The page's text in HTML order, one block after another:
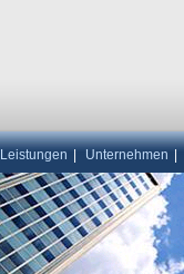
Leistungen Unternehmen